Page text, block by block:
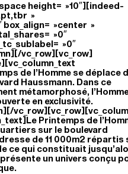
height= »10″][indeed-
»
box_align= »center »
»0″
»0″
vc_row][vc_row]
de l’Homme se déplace
Haussmann. Dans ce
métamorphosé,
en exclusivité.
Printemps de
sur le boulevard
de 11 000m2 répartis
ce qui constituait
un univers conçu